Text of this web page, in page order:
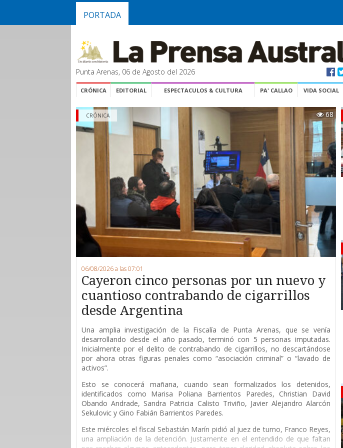
PORTADA
Punta Arenas, 06 de Agosto del 2026
CRÓNICA EDITORIAL ESPECTACULOS & CULTURA PA' CALLAO VIDA SOCIAL
68
CRÓNICA
06/08/2026 a las 07:01
Cayeron cinco personas por un nuevo y
cuantioso contrabando de cigarrillos
desde Argentina
Una amplia investigación de la Fiscalía de Punta Arenas, que se venía
desarrollando desde el año pasado, terminó con 5 personas imputadas.
Inicialmente por el delito de contrabando de cigarrillos, no descartándose
por ahora otras figuras penales como “asociación criminal” o “lavado de
activos”.
Esto se conocerá mañana, cuando sean formalizados los detenidos,
identificados como Marisa Poliana Barrientos Paredes, Christian David
Obando Andrade, Sandra Patricia Calisto Triviño, Javier Alejandro Alarcón
Sekulovic y Gino Fabián Barrientos Paredes.
Este miércoles el fiscal Sebastián Marín pidió al juez de turno, Franco Reyes,
una ampliación de la detención. Justamente en el entendido de que faltan